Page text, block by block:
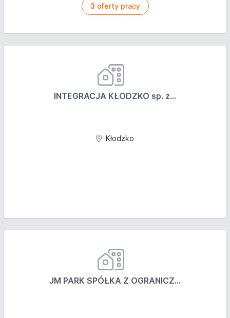
3 oferty pracy
INTEGRACJA KŁODZKO sp. z...
Kłodzko
JM PARK SPÓŁKA Z OGRANICZ...